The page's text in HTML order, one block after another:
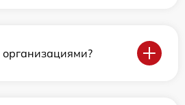
организациями?